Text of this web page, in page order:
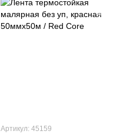
Артикул: 45159